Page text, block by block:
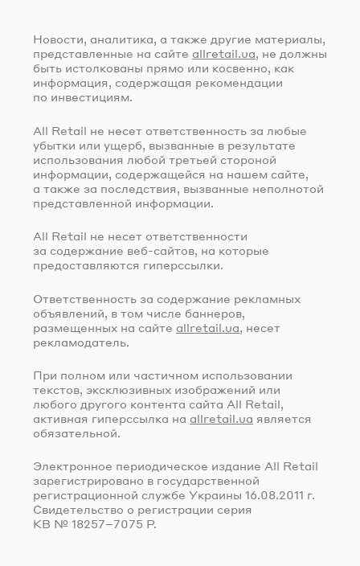
Новости, аналитика, а также другие материалы,
представленные на сайте allretail.ua, не должны
быть истолкованы прямо или косвенно, как
информация, содержащая рекомендации
по инвестициям.
All Retail не несет ответственность за любые
убытки или ущерб, вызванные в результате
использования любой третьей стороной
информации, содержащейся на нашем сайте,
а также за последствия, вызванные неполнотой
представленной информации.
All Retail не несет ответственности
за содержание веб-сайтов, на которые
предоставляются гиперссылки.
Ответственность за содержание рекламных
объявлений, в том числе баннеров,
размещенных на сайте allretail.ua, несет
рекламодатель.
При полном или частичном использовании
текстов, эксклюзивных изображений или
любого другого контента сайта All Retail,
активная гиперссылка на allretail.ua является
обязательной.
Электронное периодическое издание All Retail
зарегистрировано в государственной
регистрационной службе Украины 16.08.2011 г.
Свидетельство о регистрации серия
КВ № 18257–7075 Р.